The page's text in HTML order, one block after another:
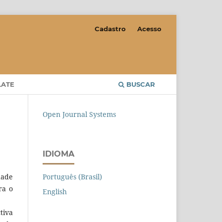
BUSCAR
Cadastro Acesso
o
Open Journal Systems
IDIOMA
Português (Brasil)
English